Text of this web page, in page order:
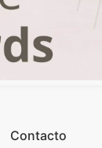
Contacto